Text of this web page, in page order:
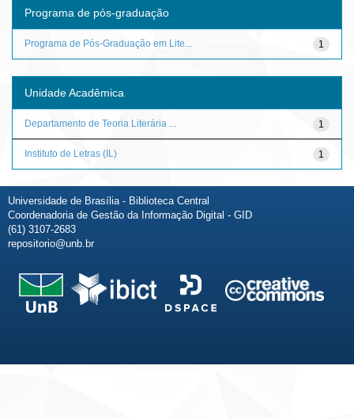
Programa de pós-graduação
1
Programa de Pós-Graduação em Lite...
Unidade Acadêmica
1
Departamento de Teoria Literária ...
1
Instituto de Letras (IL)
Universidade de Brasília - Biblioteca Central
Coordenadoria de Gestão da Informação Digital - GID
(61) 3107-2683
repositorio@unb.br